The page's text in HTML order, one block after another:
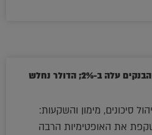
המסחר ננעל בעליות: מדד הבנקים עלה ב-2%; הדולר נחלש
סיכונים, מימון והשקעות:
את האופטימיות הרבה